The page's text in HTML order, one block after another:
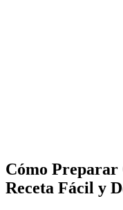
Cómo Preparar
Receta Fácil y